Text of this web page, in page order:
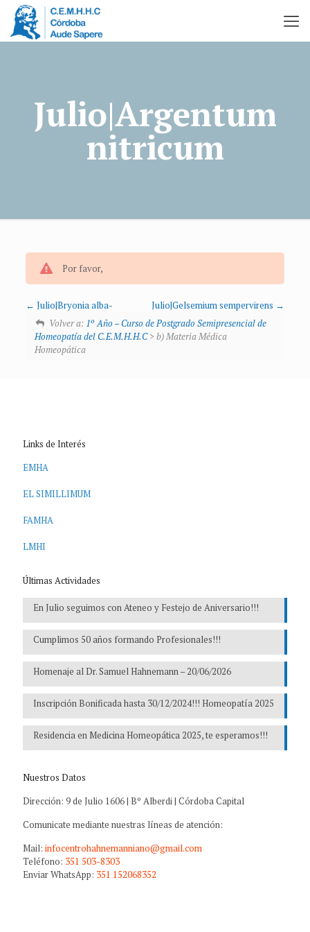
Julio|Argentum
nitricum
Por favor,
Julio|Bryonia alba-
Julio|Gelsemium sempervirens
Volver a: 1º Año – Curso de Postgrado Semipresencial de
Homeopatía del C.E.M.H.H.C> b) Materia Médica
Homeopática
Links de Interés
EMHA
EL SIMILLIMUM
FAMHA
LMHI
Últimas Actividades
En Julio seguimos con Ateneo y Festejo de Aniversario!!!
Cumplimos 50 años formando Profesionales!!!
Homenaje al Dr. Samuel Hahnemann – 20/06/2026
Inscripción Bonificada hasta 30/12/2024!!! Homeopatía 2025
Residencia en Medicina Homeopática 2025, te esperamos!!!
Nuestros Datos
Dirección: 9 de Julio 1606 | Bº Alberdi | Córdoba Capital
Comunicate mediante nuestras líneas de atención:
Mail: infocentrohahnemanniano@gmail.com
Teléfono: 351 503-8303
Enviar WhatsApp: 351 152068352